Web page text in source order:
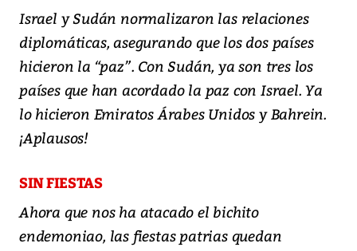
Israel y Sudán normalizaron las relaciones
diplomáticas, asegurando que los dos países
hicieron la “paz”. Con Sudán, ya son tres los
países que han acordado la paz con Israel. Ya
lo hicieron Emiratos Árabes Unidos y Bahrein.
¡Aplausos!
SIN FIESTAS
Ahora que nos ha atacado el bichito
endemoniao, las fiestas patrias quedan